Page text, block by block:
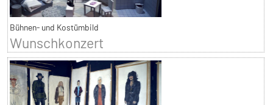
Bühnen- und Kostümbild
Wunschkonzert